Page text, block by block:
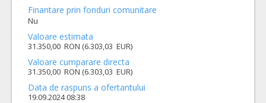
Finantare prin fonduri comunitare
Nu
Valoare estimata
31.350,00 RON (6.303,03 EUR)
Valoare cumparare directa
31.350,00 RON (6.303,03 EUR)
Data de raspuns a ofertantului
19.09.2024 08:38